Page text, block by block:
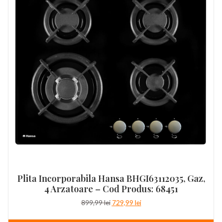
Plita Incorporabila Hansa BHGI63112035, Gaz,
4 Arzatoare – Cod Produs: 68451
899,99lei Prețul
729,99 leiPrețul